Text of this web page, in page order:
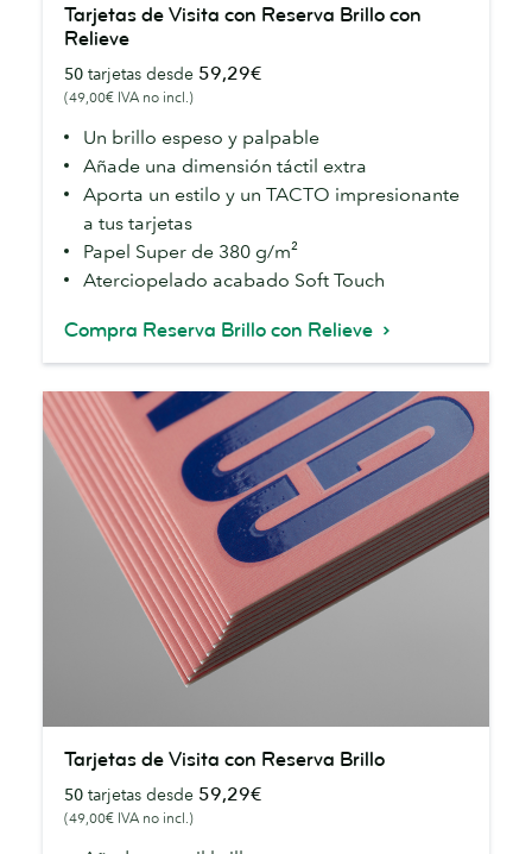
Visita
con
Reserva
Brillo
con
Relieve
Tarjetas de Visita con Reserva Brillo con
Relieve
50 tarjetas desde 59,29€
(49,00€ IVA no incl.)
Un brillo espeso y palpable
Añade una dimensión táctil extra
Aporta un estilo y un TACTO impresionante
a tus tarjetas
Papel Super de 380 g/m²
Aterciopelado acabado Soft Touch
Compra Reserva Brillo con Relieve
Visita
con
Tarjetas de Visita con Reserva Brillo
50 tarjetas desde 59,29€
(49,00€ IVA no incl.)